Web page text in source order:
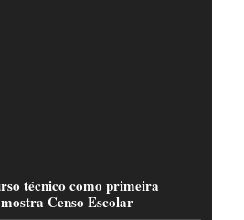
técnico como primeira
Censo Escolar